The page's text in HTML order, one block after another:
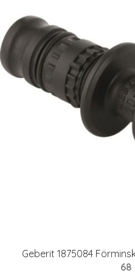
Geberit 1875084
68